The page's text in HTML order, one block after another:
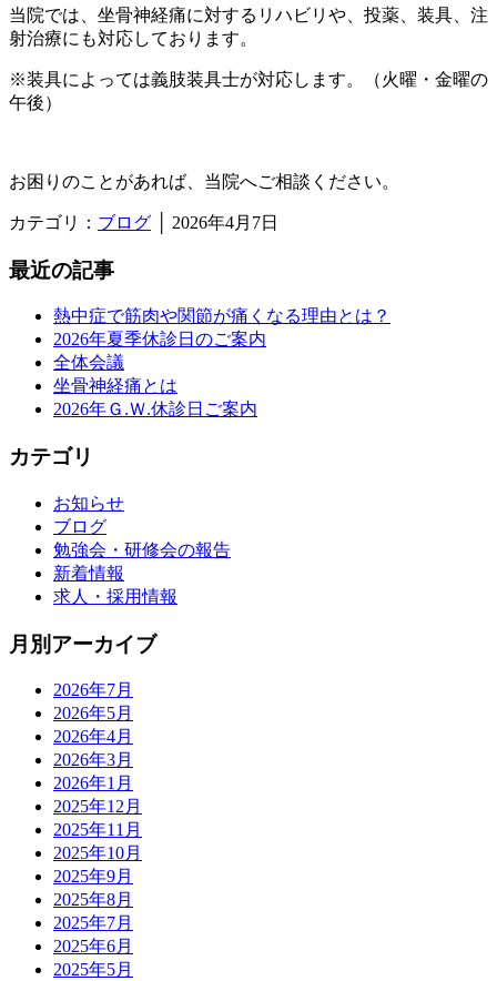
当院では、坐骨神経痛に対するリハビリや、投薬、装具、注
射治療にも対応しております。
※装具によっては義肢装具士が対応します。（火曜・金曜の
午後）
お困りのことがあれば、当院へご相談ください。
カテゴリ： ブログ │ 2026年4月7日
最近の記事
熱中症で筋肉や関節が痛くなる理由とは？
2026年夏季休診日のご案内
全体会議
坐骨神経痛とは
2026年Ｇ.Ｗ.休診日ご案内
カテゴリ
お知らせ
ブログ
勉強会・研修会の報告
新着情報
求人・採用情報
月別アーカイブ
2026年7月
2026年5月
2026年4月
2026年3月
2026年1月
2025年12月
2025年11月
2025年10月
2025年9月
2025年8月
2025年7月
2025年6月
2025年5月